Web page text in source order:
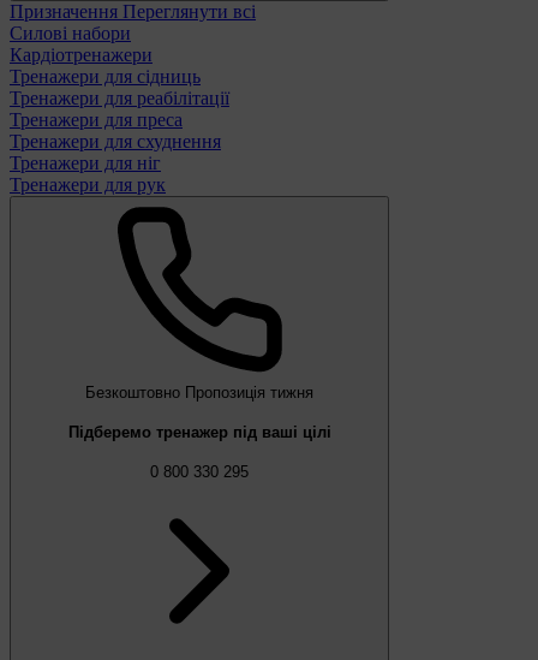
Призначення Переглянути всі
Силові набори
Кардіотренажери
Тренажери для сідниць
Тренажери для реабілітації
Тренажери для преса
Тренажери для схуднення
Тренажери для ніг
Тренажери для рук
Безкоштовно Пропозиція тижня
Підберемо тренажер під ваші цілі
0 800 330 295